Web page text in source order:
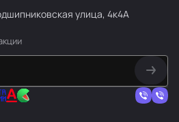
улица, 4к4А